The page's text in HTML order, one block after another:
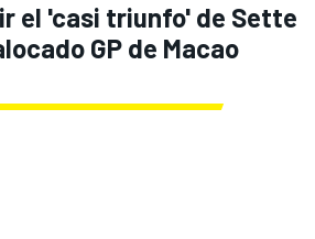
el 'casi triunfo' de Sette
GP de Macao